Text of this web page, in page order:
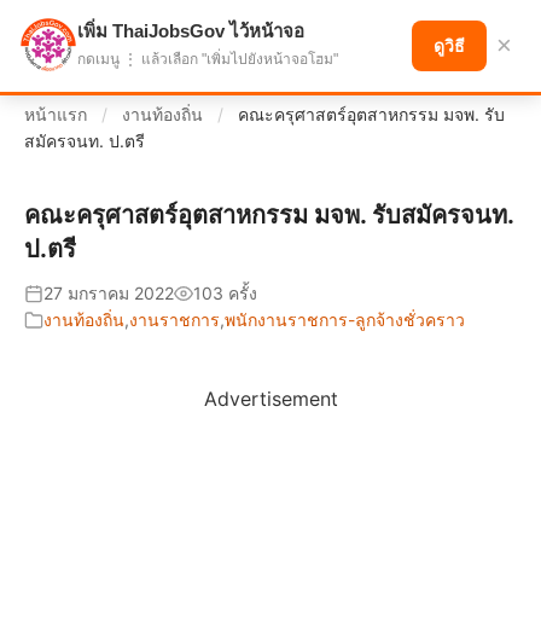
แบ่งปันโอกาส เพื่ออนาคตที่ก้าวหน้า
หน้าแรก / งานท้องถิ่น /
คณะครุศาสตร์อุตสาหกรรม มจพ. รับ
สมัครจนท. ป.ตรี
คณะครุศาสตร์อุตสาหกรรม มจพ. รับสมัครจนท.
ป.ตรี
27 มกราคม 2022
103 ครั้ง
งานท้องถิ่น,งานราชการ,พนักงานราชการ-ลูกจ้างชั่วคราว
Advertisement
เพิ่ม ThaiJobsGov ไว้หน้าจอ
กดเมนู ⋮ แล้วเลือก "เพิ่มไปยังหน้าจอโฮม"
ดูวิธี ×